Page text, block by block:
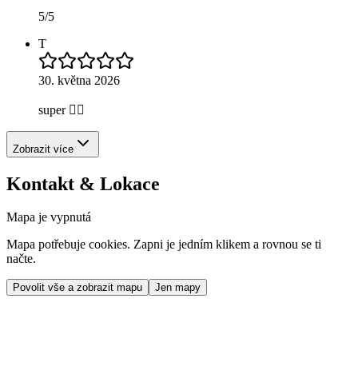
5/5
T
30. května 2026
super 👍🏻
Zobrazit více
Kontakt & Lokace
Mapa je vypnutá
Mapa potřebuje cookies. Zapni je jedním klikem a rovnou se ti
načte.
Povolit vše a zobrazit mapu Jen mapy